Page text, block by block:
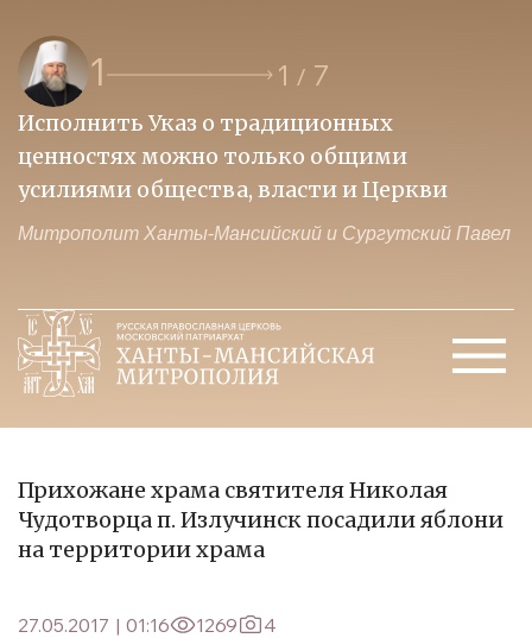
1 1 / 7
Исполнить Указ о традиционных
ценностях можно только общими
усилиями общества, власти и Церкви
Митрополит Ханты-Мансийский и Сургутский Павел
Прихожане храма святителя Николая
Чудотворца п. Излучинск посадили яблони
на территории храма
27.05.2017 | 01:16 1269 4